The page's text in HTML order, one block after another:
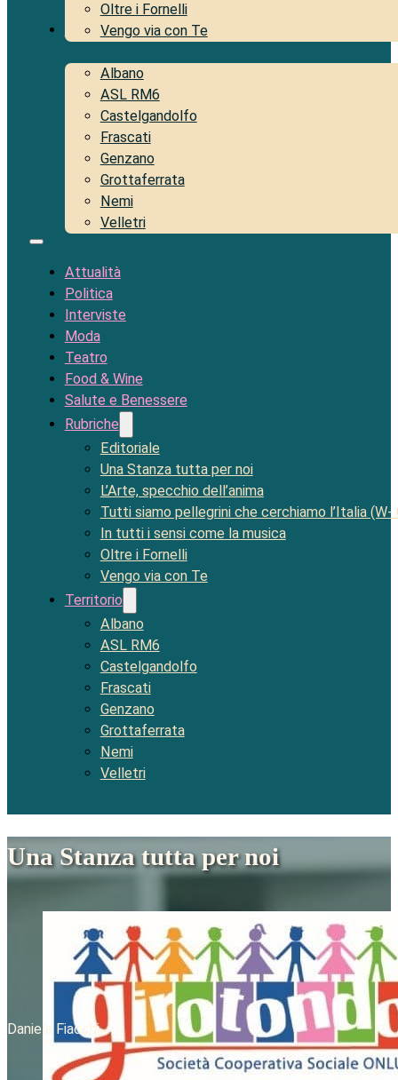
Oltre i Fornelli
Vengo via con Te
Territorio
Albano
ASL RM6
Castelgandolfo
Frascati
Genzano
Grottaferrata
Nemi
Velletri
Attualità
Politica
Interviste
Moda
Teatro
Food & Wine
Salute e Benessere
Rubriche
Editoriale
Una Stanza tutta per noi
L’Arte, specchio dell’anima
Tutti siamo pellegrini che cerchiamo l’Italia (W-
In tutti i sensi come la musica
Oltre i Fornelli
Vengo via con Te
Territorio
Albano
ASL RM6
Castelgandolfo
Frascati
Genzano
Grottaferrata
Nemi
Velletri
Una Stanza tutta per noi
Daniela Fiacchi